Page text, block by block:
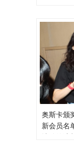
奥斯卡颁
新会员名